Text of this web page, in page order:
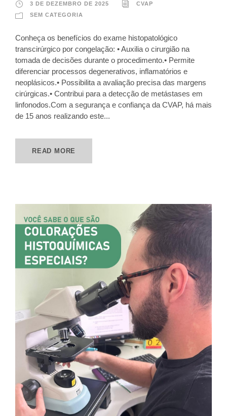
3 DE DEZEMBRO DE 2025
CVAP
SEM CATEGORIA
Conheça os benefícios do exame histopatológico
transcirúrgico por congelação: • Auxilia o cirurgião na
tomada de decisões durante o procedimento.• Permite
diferenciar processos degenerativos, inflamatórios e
neoplásicos.• Possibilita a avaliação precisa das margens
cirúrgicas.• Contribui para a detecção de metástases em
linfonodos.Com a segurança e confiança da CVAP, há mais
de 15 anos realizando este...
READ MORE